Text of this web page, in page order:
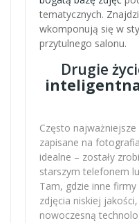
tematycznych.
wkomponują się w
przytulnego salonu.
Drugie
Często
zapisane na
idealne – zostały
starszym telefonem
Tam, gdzie inne
zdjęcia niskiej
nowoczesną